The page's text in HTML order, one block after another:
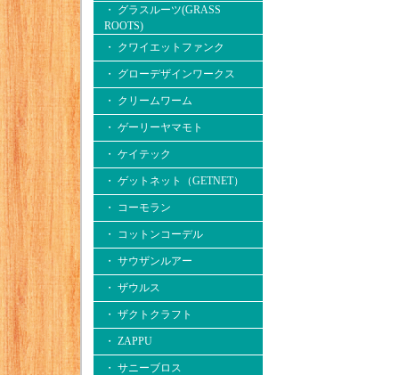
・ グラスルーツ(GRASS
ROOTS)
・ クワイエットファンク
・ グローデザインワークス
・ クリームワーム
・ ゲーリーヤマモト
・ ケイテック
・ ゲットネット（GETNET）
・ コーモラン
・ コットンコーデル
・ サウザンルアー
・ ザウルス
・ ザクトクラフト
・ ZAPPU
・ サニーブロス